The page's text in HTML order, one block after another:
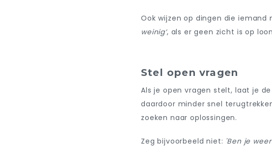
Ook wijzen op dingen die
weinig’, als er geen zicht is op
Stel open vragen
Als je open vragen stelt, laat je
daardoor minder snel
zoeken naar oplossingen.
Zeg bijvoorbeeld niet: 'Ben je